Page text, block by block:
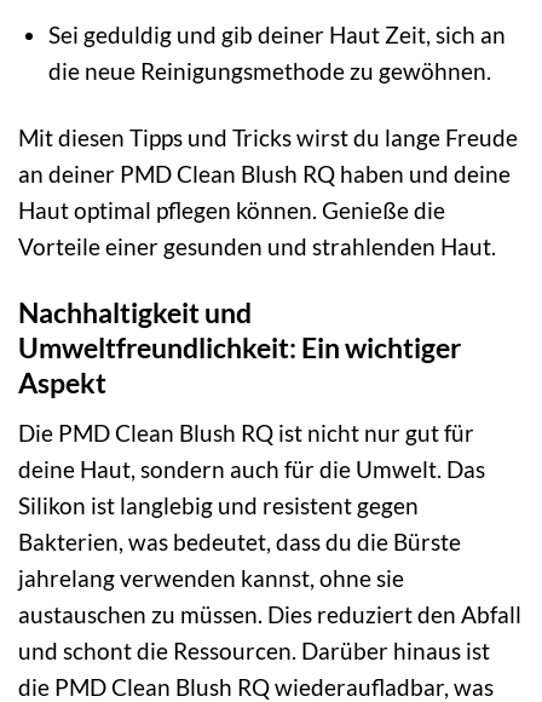
Sei geduldig und gib deiner Haut Zeit, sich an
die neue Reinigungsmethode zu gewöhnen.
Mit diesen Tipps und Tricks wirst du lange Freude
an deiner PMD Clean Blush RQ haben und deine
Haut optimal pflegen können. Genieße die
Vorteile einer gesunden und strahlenden Haut.
Nachhaltigkeit und
Umweltfreundlichkeit: Ein wichtiger
Aspekt
Die PMD Clean Blush RQ ist nicht nur gut für
deine Haut, sondern auch für die Umwelt. Das
Silikon ist langlebig und resistent gegen
Bakterien, was bedeutet, dass du die Bürste
jahrelang verwenden kannst, ohne sie
austauschen zu müssen. Dies reduziert den Abfall
und schont die Ressourcen. Darüber hinaus ist
die PMD Clean Blush RQ wiederaufladbar, was